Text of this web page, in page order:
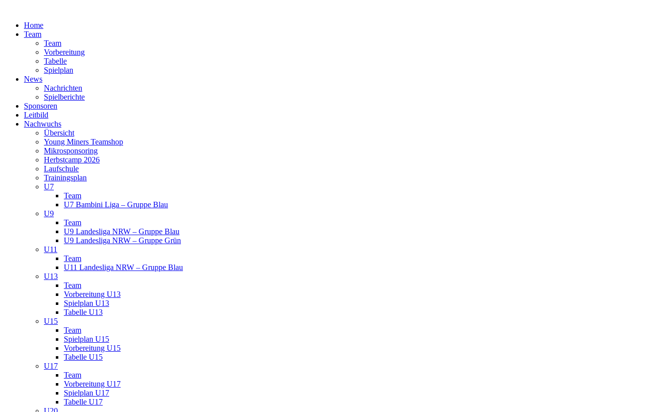
springenHome
Team
Team
Vorbereitung
Tabelle
Spielplan
News
Nachrichten
Spielberichte
Sponsoren
Leitbild
Nachwuchs
Übersicht
Young Miners Teamshop
Mikrosponsoring
Herbstcamp 2026
Laufschule
Trainingsplan
U7
Team
U7 Bambini Liga – Gruppe Blau
U9
Team
U9 Landesliga NRW – Gruppe Blau
U9 Landesliga NRW – Gruppe Grün
U11
Team
U11 Landesliga NRW – Gruppe Blau
U13
Team
Vorbereitung U13
Spielplan U13
Tabelle U13
U15
Team
Spielplan U15
Vorbereitung U15
Tabelle U15
U17
Team
Vorbereitung U17
Spielplan U17
Tabelle U17